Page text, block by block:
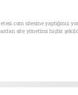
sitesine yaptığınız
site yönetimi hiçbir